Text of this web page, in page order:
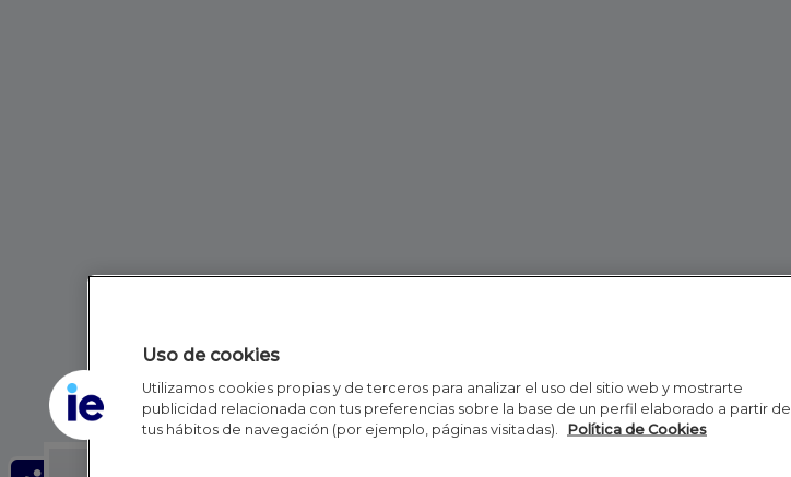
Uso de cookies
Utilizamos cookies propias y de terceros para analizar el uso del sitio web y mostrarte
publicidad relacionada con tus preferencias sobre la base de un perfil elaborado a partir de
tus hábitos de navegación (por ejemplo, páginas visitadas).
Política de Cookies